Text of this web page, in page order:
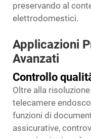
preservando al
elettrodomestici.
Applicazioni
Avanzati
Controllo
Oltre alla
telecamere
funzioni di
assicurative,